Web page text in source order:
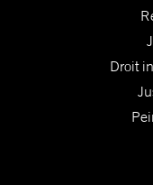
Droit